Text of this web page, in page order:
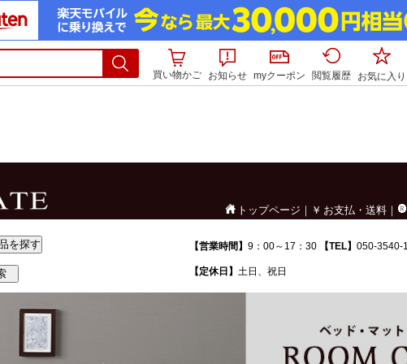
買い物かご お知らせ myクーポン 閲覧履歴 お気に入り